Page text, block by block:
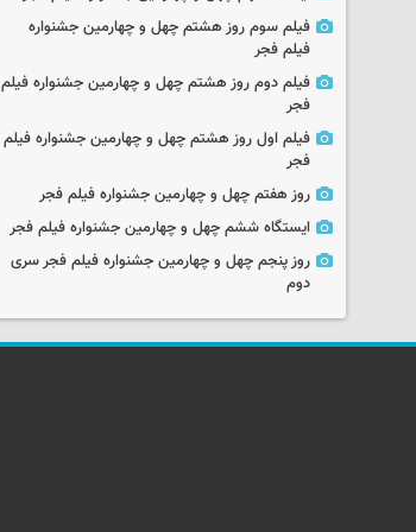
فیلم سوم روز هشتم چهل و چهارمین جشنواره
فیلم فجر
فیلم دوم روز هشتم چهل و چهارمین جشنواره فیلم
فجر
فیلم اول روز هشتم چهل و چهارمین جشنواره فیلم
فجر
روز هفتم چهل و چهارمین جشنواره فیلم فجر
ایستگاه ششم چهل و چهارمین جشنواره فیلم فجر
روز پنجم چهل و چهارمین جشنواره فیلم فجر سری
دوم